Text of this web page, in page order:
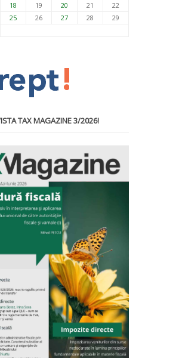
18 19 20 21
22
25 26 27 28
29
TAX MAGAZINE 3/2026!